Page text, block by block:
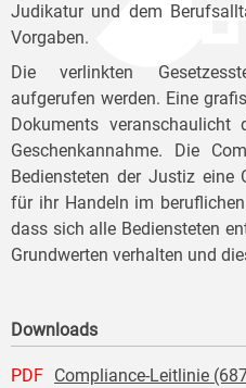
Judikatur und dem
Vorgaben.
Die verlinkten
aufgerufen werden. Eine
Dokuments
Geschenkannahme. Die
Bediensteten der Justiz eine
für ihr Handeln im
dass sich alle Bediensteten
Grundwerten verhalten und
Downloads
PDF Compliance-Leitlinie